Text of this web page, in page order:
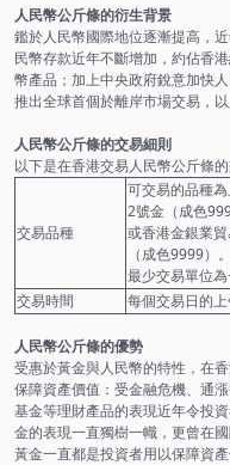
人民幣公斤條的衍生背景
鑑於人民幣國際地位逐漸提高，
民幣存款近年不斷增加，約佔香
幣產品；加上中央政府銳意加快
推出全球首個於離岸市場交易，
人民幣公斤條的交易細則
以下是在香港交易人民幣公斤條的
交易品種
可交易的品種
2號金（成色
或香港金銀業
（成色9999）。
最少交易單位為
交易時間
每個交易日的
人民幣公斤條的優勢
受惠於黃金與人民幣的特性，在
保障資產價值：受金融危機、通
基金等理財產品的表現近年令投
金的表現一直獨樹一幟，更曾在
黃金一直都是投資者用以保障資產